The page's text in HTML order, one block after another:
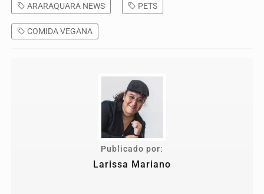
ARARAQUARA NEWS PETS
COMIDA VEGANA
Publicado por:
Larissa Mariano